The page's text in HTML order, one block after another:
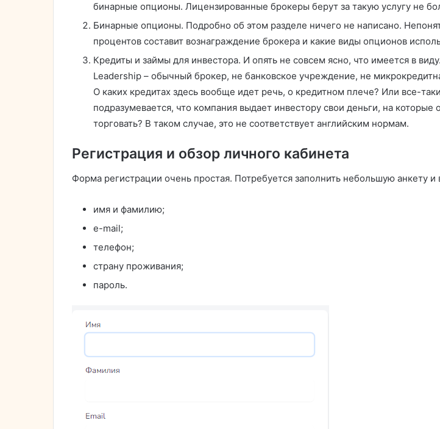
бинарные опционы. Лицензированные брокеры берут за такую услугу не
Бинарные опционы. Подробно об этом разделе ничего не написано.
процентов составит вознаграждение брокера и какие виды опционов
Кредиты и займы для инвестора. И опять не совсем ясно, что имеется в
Leadership – обычный брокер, не банковское учреждение, не
О каких кредитах здесь вообще идет речь, о кредитном плече? Или все-таки
подразумевается, что компания выдает инвестору свои деньги, на которые
торговать? В таком случае, это не соответствует английским нормам.
Регистрация и обзор личного кабинета
Форма регистрации очень простая. Потребуется заполнить небольшую анкету и
имя и фамилию;
e-mail;
телефон;
страну проживания;
пароль.